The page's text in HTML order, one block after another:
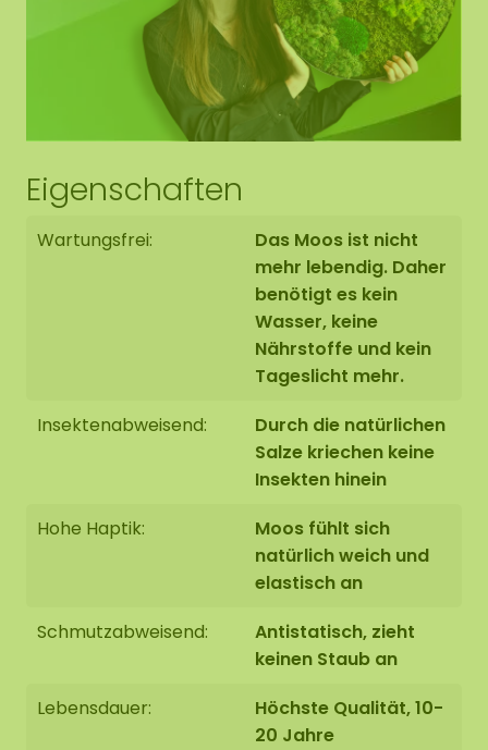
Eigenschaften
Wartungsfrei:
Das Moos ist nicht
mehr lebendig. Daher
benötigt es kein
Wasser, keine
Nährstoffe und kein
Tageslicht mehr.
Insektenabweisend:
Durch die natürlichen
Salze kriechen keine
Insekten hinein
Hohe Haptik:
Moos fühlt sich
natürlich weich und
elastisch an
Schmutzabweisend:
Antistatisch, zieht
keinen Staub an
Lebensdauer:
Höchste Qualität, 10-
20 Jahre